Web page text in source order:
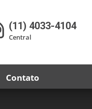
(11) 4033-4104
Central
Contato